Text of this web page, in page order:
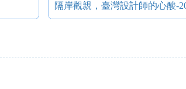
隔岸觀親，臺灣設計師的心酸-